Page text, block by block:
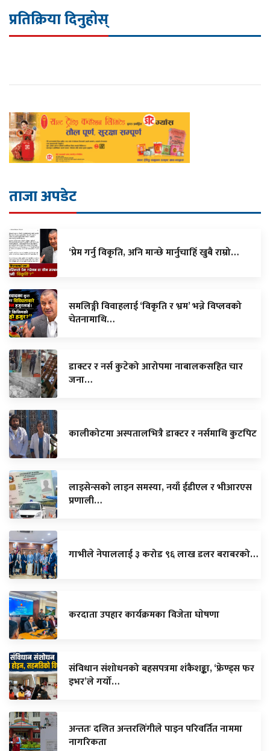
प्रतिक्रिया दिनुहोस्
ताजा अपडेट
‘प्रेम गर्नु विकृति, अनि मान्छे मार्नुचाहिँ खुबै राम्रो…
समलिङ्गी विवाहलाई ‘विकृति र भ्रम’ भन्ने विप्लवको
चेतनामाथि…
डाक्टर र नर्स कुटेको आरोपमा नाबालकसहित चार
जना…
कालीकोटमा अस्पतालभित्रै डाक्टर र नर्समाथि कुटपिट
लाइसेन्सको लाइन समस्या, नयाँ ईडीएल र भीआरएस
प्रणाली…
गाभीले नेपाललाई ३ करोड ९६ लाख डलर बराबरको…
करदाता उपहार कार्यक्रमका विजेता घाेषणा
संविधान संशोधनको बहसपत्रमा शंकैशङ्का, ‘फ्रेण्ड्स फर
इभर’ले गर्यो…
अन्ततः दलित अन्तरलिंगीले पाइन परिवर्तित नाममा
नागरिकता